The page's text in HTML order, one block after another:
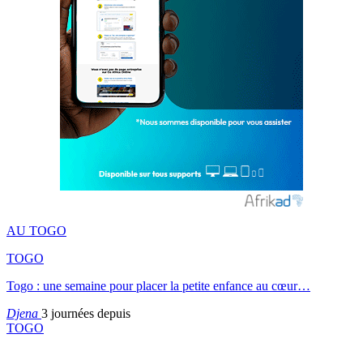
AU TOGO
TOGO
Togo : une semaine pour placer la petite enfance au cœur…
Djena 3 journées depuis
TOGO